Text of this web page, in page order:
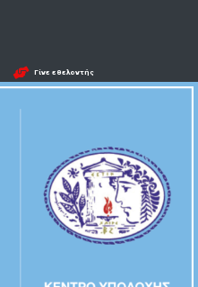
Γίνε εθελοντής